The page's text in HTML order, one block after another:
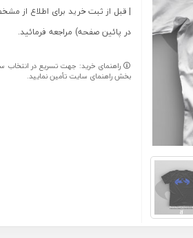
| قبل از ثبت خرید برای اطلاع از
در پائین صفحه) مراجعه فرمائید.
راهنمای خرید: جهت تسریع در انتخاب
بخش راهنمای سایت تأمین نمایید.